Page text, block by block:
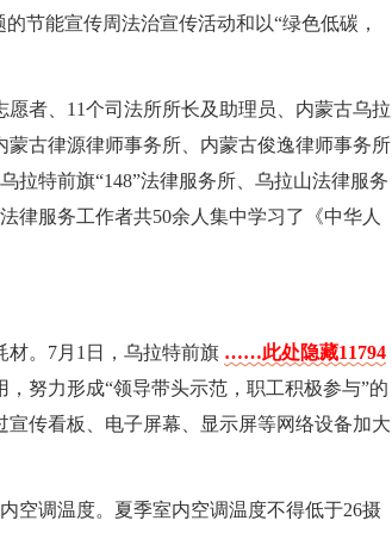
节能宣传周法治宣传活动和以“绿色低碳，
者、11个司法所所长及助理员、内蒙古乌拉
古律源律师事务所、内蒙古俊逸律师事务所
拉特前旗“148”法律服务所、乌拉山法律服务
律服务工作者共50余人集中学习了《中华人
材。7月1日，乌拉特前旗 ……此处隐藏11794
努力形成“领导带头示范，职工积极参与”的
传看板、电子屏幕、显示屏等网络设备加大
空调温度。夏季室内空调温度不得低于26摄